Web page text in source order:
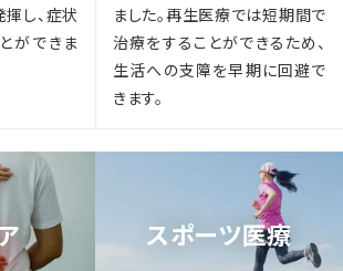
し、症状
ができま
ました。再生医療では短期間で
治療をすることができるため、
生活への支障を早期に回避で
きます。
スポーツ医療